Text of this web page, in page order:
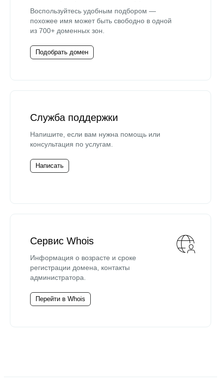
Воспользуйтесь удобным подбором —
похожее имя может быть свободно в одной
из 700+ доменных зон.
Подобрать домен
Служба поддержки
Напишите, если вам нужна помощь или
консультация по услугам.
Написать
Сервис Whois
Информация о возрасте и сроке
регистрации домена, контакты
администратора.
Перейти в Whois